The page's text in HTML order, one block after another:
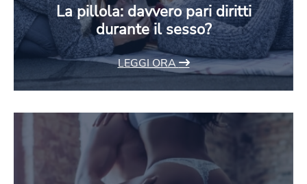
La pillola: davvero pari diritti
durante il sesso?
LEGGI ORA